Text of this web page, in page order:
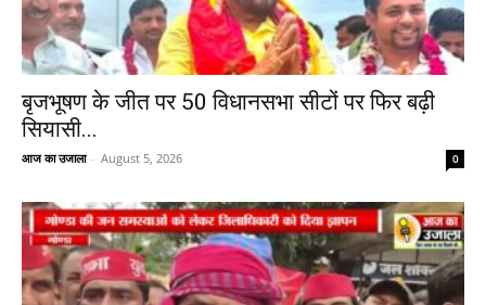
बृजभूषण के जीत पर 50 विधानसभा सीटों पर फिर बढ़ी
सियासी...
आज का उजाला - August 5, 2026 0